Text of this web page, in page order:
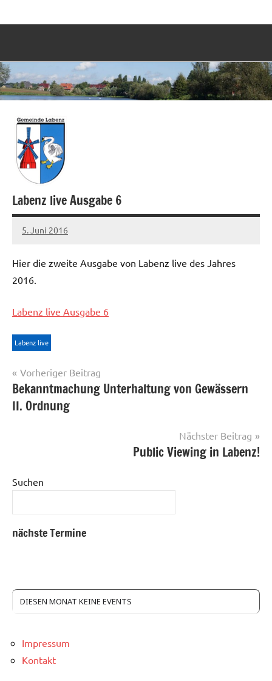
InhaltLabenz
sich
vor
Labenz live Ausgabe 6
5. Juni 2016
Sven
Hier die zweite Ausgabe von Labenz live des Jahres
2016.
Labenz live Ausgabe 6
Labenz live
Beitragsnavigation
Vorheriger Beitrag
Bekanntmachung Unterhaltung von Gewässern
II. Ordnung
Nächster Beitrag
Public Viewing in Labenz!
Suchen
nächste Termine
DIESEN MONAT KEINE EVENTS
Impressum
Kontakt